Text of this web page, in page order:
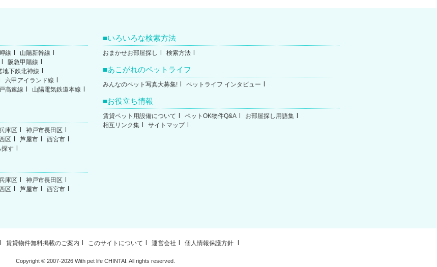
線
山陽新幹線
阪急甲陽線
地下鉄北神線
六甲アイランド線
高速線
山陽電気鉄道本線
庫区
神戸市長田区
区 芦屋市
西宮市
探す
庫区
神戸市長田区
区 芦屋市
西宮市
いろいろな検索方法
おまかせお部屋探し 検索方法
あこがれのペットライフ
みんなのペット写真大募集! ペットライフ インタビュー
お役立ち情報
賃貸ペット用設備について ペットOK物件Q&A
お部屋探し用語集
相互リンク集
サイトマップ
賃貸物件無料掲載のご案内 このサイトについて 運営会社 個人情報保護方針
Copyright © 2007-2026 With pet life CHINTAI. All rights reserved.